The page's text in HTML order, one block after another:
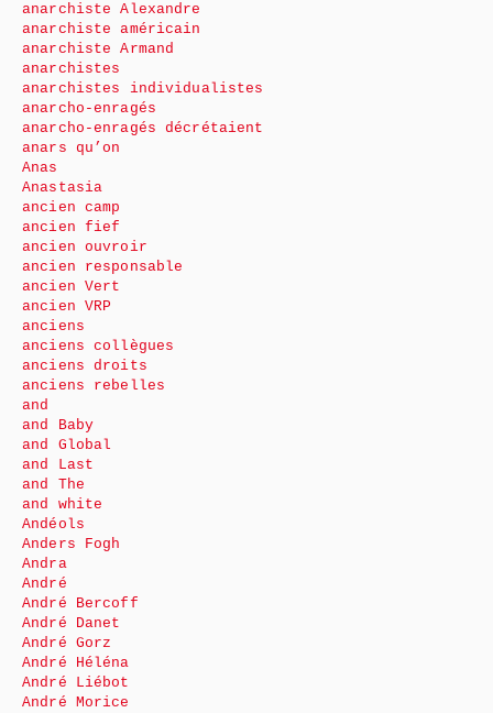
anarchiste Alexandre
anarchiste américain
anarchiste Armand
anarchistes
anarchistes individualistes
anarcho-enragés
anarcho-enragés décrétaient
anars qu’on
Anas
Anastasia
ancien camp
ancien fief
ancien ouvroir
ancien responsable
ancien Vert
ancien VRP
anciens
anciens collègues
anciens droits
anciens rebelles
and
and Baby
and Global
and Last
and The
and white
Andéols
Anders Fogh
Andra
André
André Bercoff
André Danet
André Gorz
André Héléna
André Liébot
André Morice